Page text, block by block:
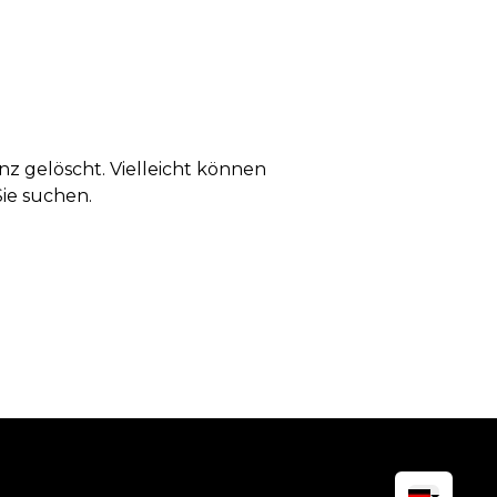
gelöscht. Vielleicht können
suchen.